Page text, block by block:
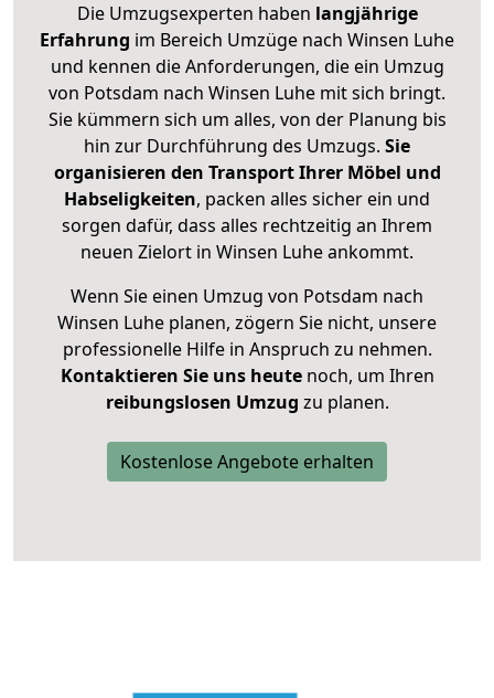
Die Umzugsexperten haben langjährige
Erfahrung im Bereich Umzüge nach Winsen Luhe
und kennen die Anforderungen, die ein Umzug
von Potsdam nach Winsen Luhe mit sich bringt.
Sie kümmern sich um alles, von der Planung bis
hin zur Durchführung des Umzugs. Sie
organisieren den Transport Ihrer Möbel und
Habseligkeiten, packen alles sicher ein und
sorgen dafür, dass alles rechtzeitig an Ihrem
neuen Zielort in Winsen Luhe ankommt.
Wenn Sie einen Umzug von Potsdam nach
Winsen Luhe planen, zögern Sie nicht, unsere
professionelle Hilfe in Anspruch zu nehmen.
Kontaktieren Sie uns heutenoch, um Ihren
reibungslosen Umzug zu planen.
Kostenlose Angebote erhalten